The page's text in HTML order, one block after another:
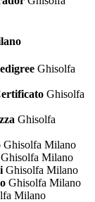
Ghisolfa
Ghisolfa
Ghisolfa
Ghisolfa Milano
Ghisolfa Milano
Ghisolfa Milano
Ghisolfa Milano
Milano